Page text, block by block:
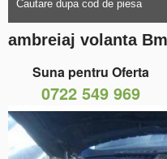
ambreiaj volanta
Suna pentru Oferta
0722 549 969